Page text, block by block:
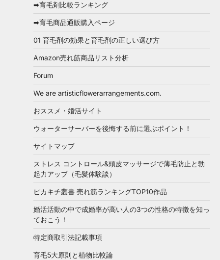
➡育毛剤比較ランキング
➡育毛商品通販購入ページ
01 育毛剤の効果と育毛剤の正しい選び方
Amazon売れ筋商品リスト分析
Forum
We are artisticflowerarrangements.com.
おススメ・婚活サイト
ウォーターサーバーを後悔する前に選ぶポイント！
サイトマップ
ストレス コントロール&頭皮マッサージで薄毛防止と勃
起力アップ（毛髪体験談）
ピカキチ叢書 売れ筋ランキングTOP10作品
婚活活動の中で成婚率が高い人の3つの性格の特徴を知っ
ておこう！
特定商取引法記載事項
育毛5大原則と植物比較論